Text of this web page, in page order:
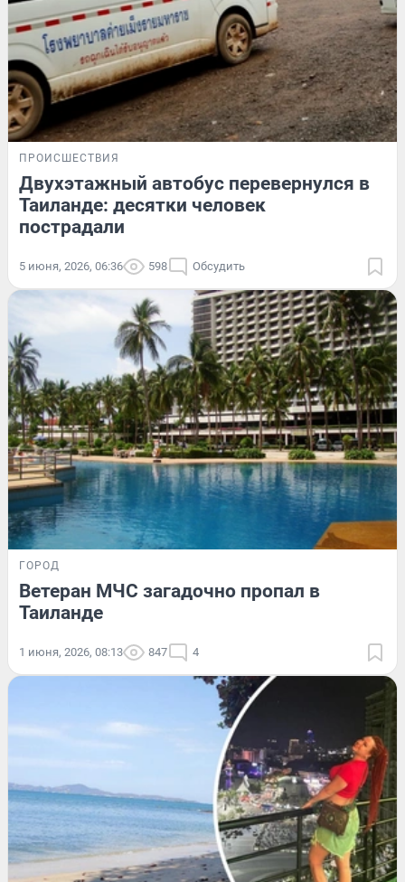
ПРОИСШЕСТВИЯ
Двухэтажный автобус перевернулся в
Таиланде: десятки человек
пострадали
5 июня, 2026, 06:36 598 Обсудить
ГОРОД
Ветеран МЧС загадочно пропал в
Таиланде
1 июня, 2026, 08:13 847 4